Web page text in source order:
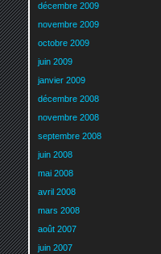
décembre 2009
novembre 2009
octobre 2009
juin 2009
janvier 2009
décembre 2008
novembre 2008
septembre 2008
juin 2008
mai 2008
avril 2008
mars 2008
août 2007
juin 2007